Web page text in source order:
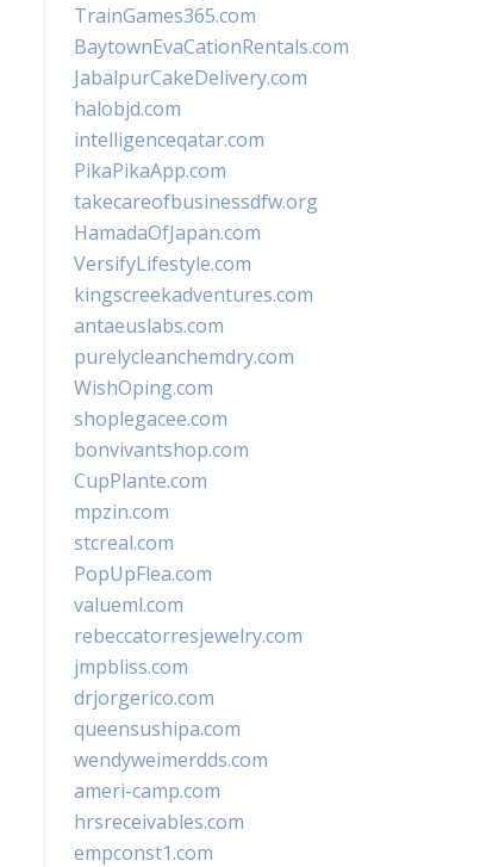
TrainGames365.com
BaytownEvaCationRentals.com
JabalpurCakeDelivery.com
halobjd.com
intelligenceqatar.com
PikaPikaApp.com
takecareofbusinessdfw.org
HamadaOfJapan.com
VersifyLifestyle.com
kingscreekadventures.com
antaeuslabs.com
purelycleanchemdry.com
WishOping.com
shoplegacee.com
bonvivantshop.com
CupPlante.com
mpzin.com
stcreal.com
PopUpFlea.com
valueml.com
rebeccatorresjewelry.com
jmpbliss.com
drjorgerico.com
queensushipa.com
wendyweimerdds.com
ameri-camp.com
hrsreceivables.com
empconst1.com